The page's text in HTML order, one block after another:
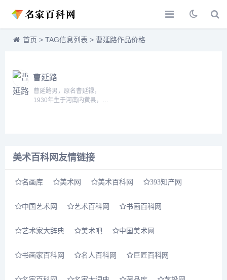
首页 > TAG信息列表 > 曹延路作品价格
曹延路
曹延路男，原名曹延禄，
1930年生于河南内黄县，享
美术百科网友情链接
名画库 美术网 美术百科网 393知产网
中国艺术网 艺术百科网 书画百科网
艺术家大辞典 美术吧 中国美术网
书画家百科网 名人百科网 巨匠百科网